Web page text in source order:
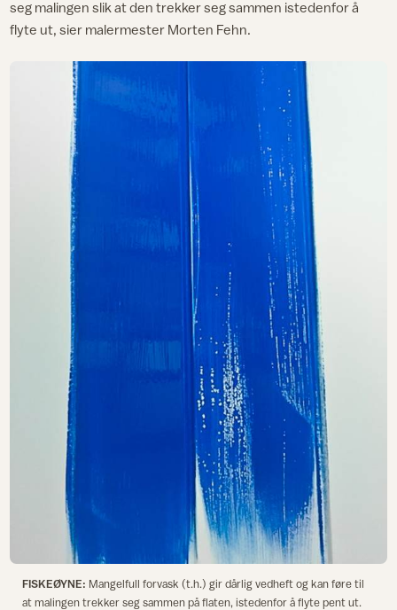
seg malingen slik at den trekker seg sammen istedenfor å
flyte ut, sier malermester Morten Fehn.
FISKEØYNE: Mangelfull forvask (t.h.) gir dårlig vedheft og kan føre til
at malingen trekker seg sammen på flaten, istedenfor å flyte pent ut.